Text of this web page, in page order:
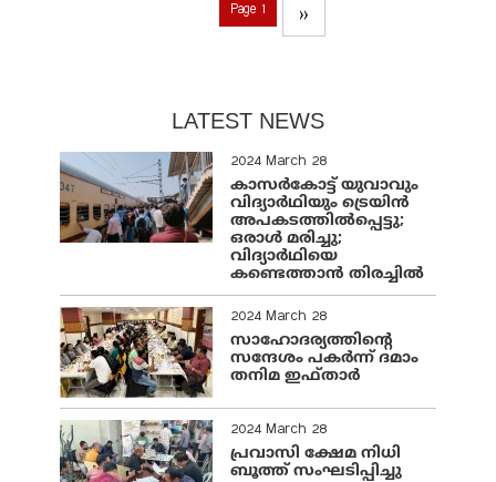
Page 1 ››
LATEST NEWS
2024 March 28
കാസർകോട്ട് യുവാവും
വിദ്യാർഥിയും ട്രെയിൻ
അപകടത്തിൽപ്പെട്ടു;
ഒരാൾ മരിച്ചു;
വിദ്യാർഥിയെ
കണ്ടെത്താൻ തിരച്ചിൽ
2024 March 28
സാഹോദര്യത്തിന്റെ
സന്ദേശം പകർന്ന് ദമാം
തനിമ ഇഫ്‌താർ
2024 March 28
പ്രവാസി ക്ഷേമ നിധി
ബൂത്ത് സംഘടിപ്പിച്ചു